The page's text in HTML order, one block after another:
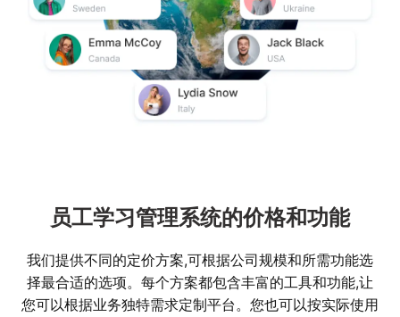
员工学习管理系统的价格和功能
我们提供不同的定价方案,可根据公司规模和所需功能选
择最合适的选项。每个方案都包含丰富的工具和功能,让
您可以根据业务独特需求定制平台。您也可以按实际使用